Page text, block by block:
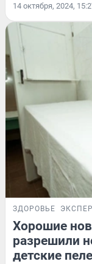
14 октября, 2024,
ЗДОРОВЬЕ
Хорошие
разрешили
детские